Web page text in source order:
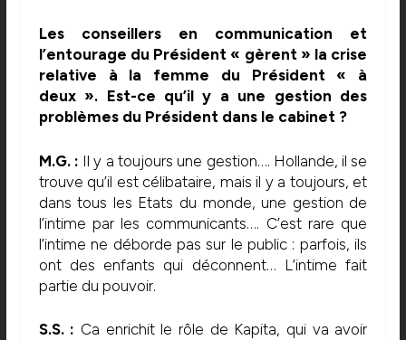
Les conseillers en communication et
l’entourage du Président « gèrent » la crise
relative à la femme du Président « à
deux ». Est-ce qu’il y a une gestion des
problèmes du Président dans le cabinet ?
M.G. : Il y a toujours une gestion…. Hollande, il se
trouve qu’il est célibataire, mais il y a toujours, et
dans tous les Etats du monde, une gestion de
l’intime par les communicants…. C’est rare que
l’intime ne déborde pas sur le public : parfois, ils
ont des enfants qui déconnent… L’intime fait
partie du pouvoir.
S.S. : Ca enrichit le rôle de Kapita, qui va avoir